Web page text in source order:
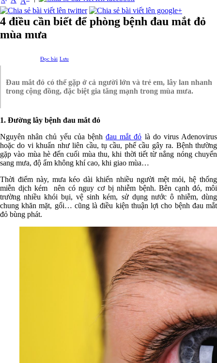
4 điều cần biết để phòng bệnh đau mắt đỏ
mùa mưa
Đọc bài Lưu
Đau mắt đỏ có thể gặp ở cả người lớn và trẻ em, lây lan nhanh
trong cộng đồng, đặc biệt gia tăng mạnh trong mùa mưa.
1. Đường lây bệnh đau mắt đỏ
Nguyên nhân chủ yếu của bệnh đau mắt đỏ là do virus Adenovirus
hoặc do vi khuẩn như liên cầu, tụ cầu, phế cầu gây ra. Bệnh thường
gặp vào mùa hè đến cuối mùa thu, khi thời tiết từ nắng nóng chuyển
sang mưa, độ ẩm không khí cao, khi giao mùa…
Thời điểm này, mưa kéo dài khiến nhiều người mệt mỏi, hệ thống
miễn dịch kém nên có nguy cơ bị nhiễm bệnh. Bên cạnh đó, môi
trường nhiều khói bụi, vệ sinh kém, sử dụng nước ô nhiễm, dùng
chung khăn mặt, gối… cũng là điều kiện thuận lợi cho bệnh đau mắt
đỏ bùng phát.